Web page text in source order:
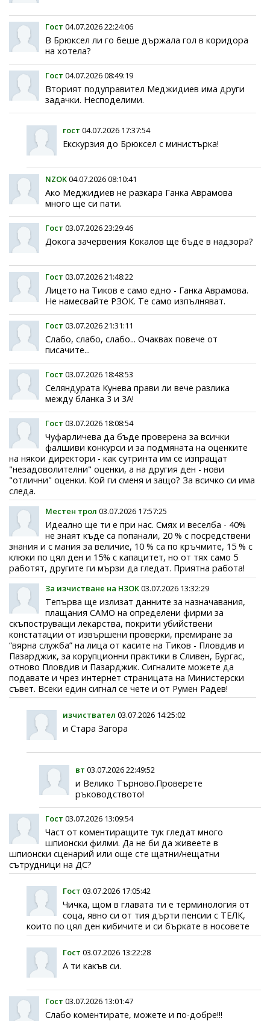
Гост 04.07.2026 22:24:06
В Брюксел ли го беше държала гол в коридора
на хотела?
Гост 04.07.2026 08:49:19
Вторият подуправител Меджидиев има други
задачки. Несподелими.
гост 04.07.2026 17:37:54
Екскурзия до Брюксел с министърка!
NZOK04.07.2026 08:10:41
Ако Меджидиев не разкара Ганка Аврамова
много ще си пати.
Гост 03.07.2026 23:29:46
Докога зачервения Кокалов ще бъде в надзора?
Гост 03.07.2026 21:48:22
Лицето на Тиков е само едно - Ганка Аврамова.
Не намесвайте РЗОК. Те само изпълняват.
Гост 03.07.2026 21:31:11
Слабо, слабо, слабо... Очаквах повече от
писачите...
Гост 03.07.2026 18:48:53
Селяндурата Кунева прави ли вече разлика
между бланка 3 и 3А!
Гост 03.07.2026 18:08:54
Чуфарличева да бъде проверена за всички
фалшиви конкурси и за подмяната на оценките
на някои директори - как сутринта им се изпращат
"незадоволителни" оценки, а на другия ден - нови
"отлични" оценки. Кой ги сменя и защо? За всичко си има
следа.
Местен трол 03.07.2026 17:57:25
Идеално ще ти е при нас. Смях и веселба - 40%
не знаят къде са попанали, 20 % с посредствени
знания и с мания за величие, 10 % са по кръчмите, 15 % с
клюки по цял ден и 15% с капацитет, но от тях само 5
работят, другите ги мързи да гледат. Приятна работа!
За изчистване на НЗОК03.07.2026 13:32:29
Тепърва ще излизат данните за назначавания,
плащания САМО на определени фирми за
скъпоструващи лекарства, покрити убийствени
констатации от извършени проверки, премиране за
“вярна служба” на лица от касите на Тиков - Пловдив и
Пазарджик, за корупционни практики в Сливен, Бургас,
отново Пловдив и Пазарджик. Сигналите можете да
подавате и чрез интернет страницата на Министерски
съвет. Всеки един сигнал се чете и от Румен Радев!
изчиствател 03.07.2026 14:25:02
и Стара Загора
вт 03.07.2026 22:49:52
и Велико Търново.Проверете
ръководството!
Гост 03.07.2026 13:09:54
Част от коментиращите тук гледат много
шпионски филми. Да не би да живеете в
шпионски сценарий или още сте щатни/нещатни
сътрудници на ДС?
Гост 03.07.2026 17:05:42
Чичка, щом в главата ти е терминология от
соца, явно си от тия дърти пенсии с ТЕЛК,
които по цял ден кибичите и си бъркате в носовете
Гост 03.07.2026 13:22:28
А ти какъв си.
Гост 03.07.2026 13:01:47
Слабо коментирате, можете и по-добре!!!